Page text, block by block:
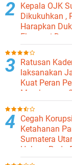
Kepala OJK
Dikukuhkan ,
Harapkan
Ekonomi
Ratusan
laksanakan
Kuat Peran
Membangun
Cegah
Ketahanan
Sumatera
Hukum Pada
Ketahanan